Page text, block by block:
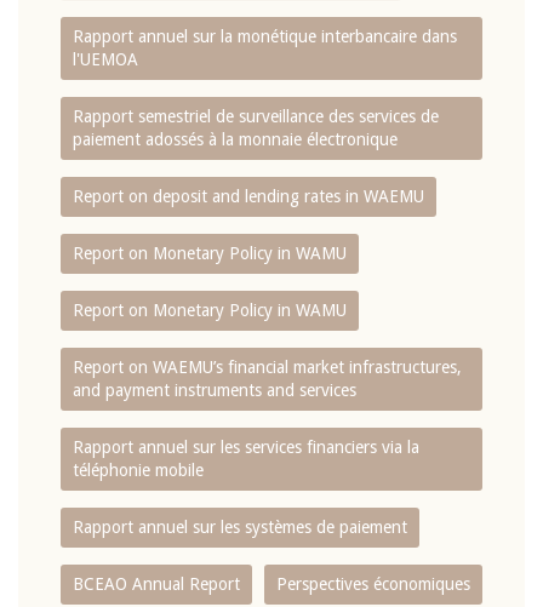
Rapport annuel sur la monétique interbancaire dans
l'UEMOA
Rapport semestriel de surveillance des services de
paiement adossés à la monnaie électronique
Report on deposit and lending rates in WAEMU
Report on Monetary Policy in WAMU
Report on Monetary Policy in WAMU
Report on WAEMU’s financial market infrastructures,
and payment instruments and services
Rapport annuel sur les services financiers via la
téléphonie mobile
Rapport annuel sur les systèmes de paiement
BCEAO Annual Report Perspectives économiques